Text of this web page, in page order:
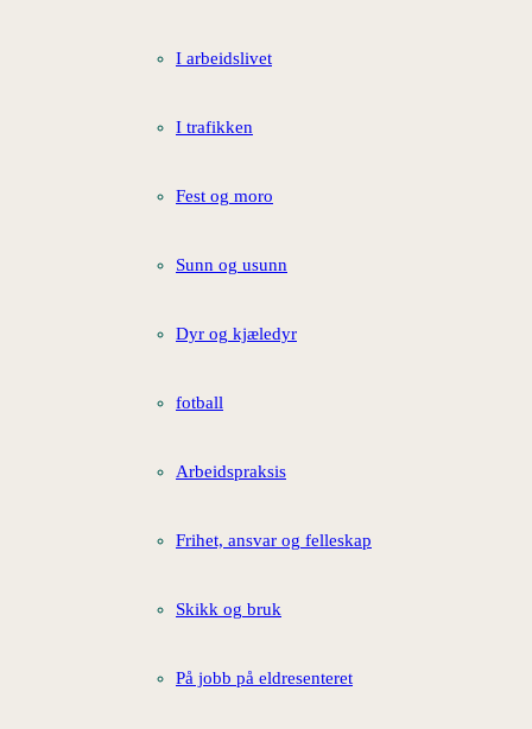
I arbeidslivet
I trafikken
Fest og moro
Sunn og usunn
Dyr og kjæledyr
fotball
Arbeidspraksis
Frihet, ansvar og felleskap
Skikk og bruk
På jobb på eldresenteret